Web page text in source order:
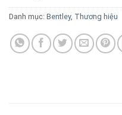
Danh mục: Bentley, Thương hiệu